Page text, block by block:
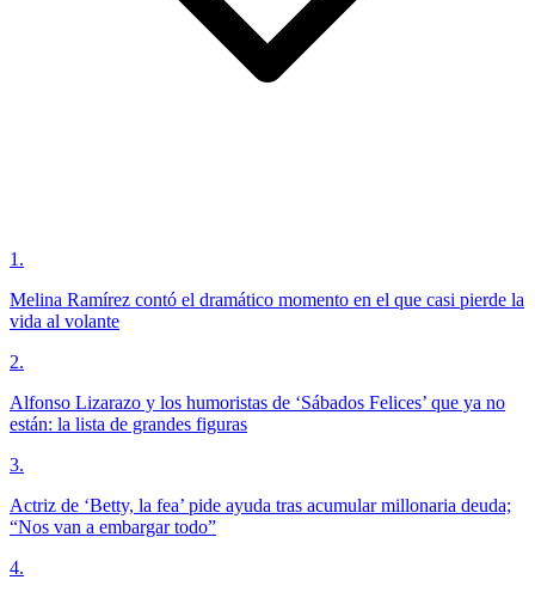
1 .
Melina Ramírez contó el dramático momento en el que casi pierde la
vida al volante
2.
Alfonso Lizarazo y los humoristas de ‘Sábados Felices’ que ya no
están: la lista de grandes figuras
3.
Actriz de ‘Betty, la fea’ pide ayuda tras acumular millonaria deuda;
“Nos van a embargar todo”
4.